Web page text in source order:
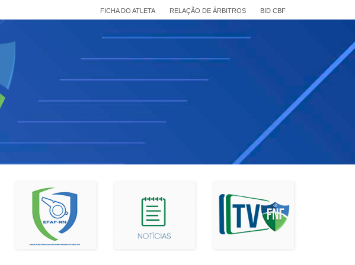
FICHA DO ATLETA RELAÇÃO DE ÁRBITROS BID CBF